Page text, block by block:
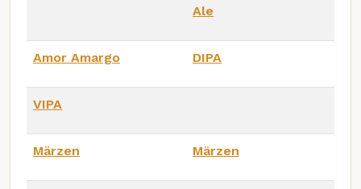
Ale
Amor Amargo DIPA
VIPA
Märzen Märzen